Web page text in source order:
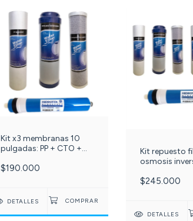
Kit x3 membranas 10
pulgadas: PP + CTO +
RO 100 Galones c -501-
$190.000
DETALLES
Kit repuesto
osmosis
10 pulgadas,
$245.000
DETALLES